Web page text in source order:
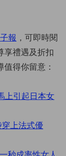
報 ，可即時閱
享禮遇及折扣
得你留意：
上引起日本女
上法式優